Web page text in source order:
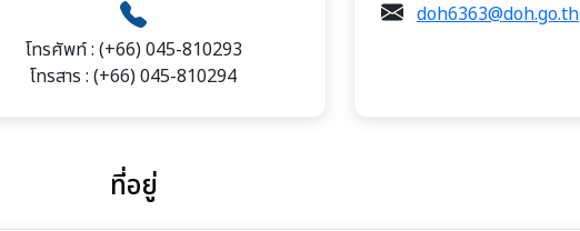
โทรศัพท์ : (+66) 045-810293
โทรสาร : (+66) 045-810294
doh6363@doh.go.th
ที่อยู่